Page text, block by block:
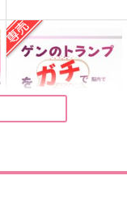
月からの声がきこえる
ライラックの空
715 円（税込）
あさぎりゲン×石神千空
サンプル